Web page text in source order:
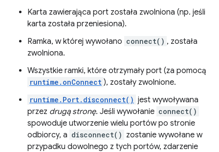
Karta zawierająca port została zwolniona (np. jeśli
karta została przeniesiona).
Ramka, w której wywołano connect() , została
zwolniona.
Wszystkie ramki, które otrzymały port (za pomocą
runtime.onConnect ), zostały zwolnione.
runtime.Port.disconnect() jest wywoływana
przez drugą stronę. Jeśli wywołanie connect()
spowoduje utworzenie wielu portów po stronie
odbiorcy, a disconnect() zostanie wywołane w
przypadku dowolnego z tych portów, zdarzenie